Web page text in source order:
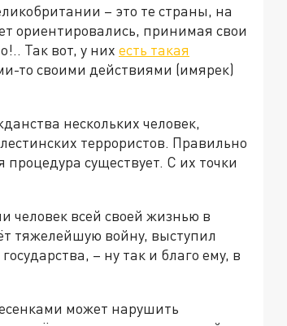
– это те страны, на
ориентировались, принимая свои
Так вот, у них есть такая
то своими действиями (имярек)
нескольких человек,
террористов. Правильно
существует. С их точки
человек всей своей жизнью в
тяжелейшую войну, выступил
– ну так и благо ему, в
может нарушить